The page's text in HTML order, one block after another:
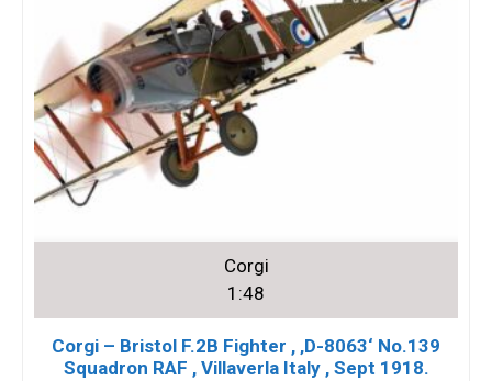
Corgi
1:48
Corgi – Bristol F.2B Fighter , ‚D-8063‘ No.139
Squadron RAF , Villaverla Italy , Sept 1918.